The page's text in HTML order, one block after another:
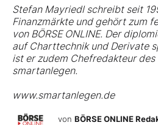
Stefan Mayriedl schreibt seit
Finanzmärkte und gehört zum
von BÖRSE ONLINE. Der
auf Charttechnik und Derivate
ist er zudem Chefredakteur
smartanlegen.
www.smartanlegen.de
von BÖRSE ONLINE